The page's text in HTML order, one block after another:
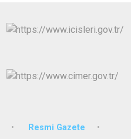
Resmi Gazete